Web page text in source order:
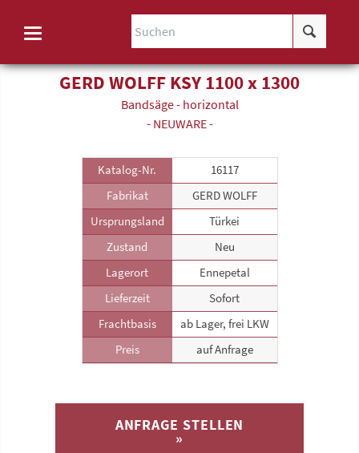
GERD WOLFF KSY 1100 x 1300
Band­säge - horizontal
- NEUWARE -
Katalog-Nr.
16117
Fabrikat
GERD WOLFF
Ursprungsland
Türkei
Zustand
Neu
Lagerort
Ennepetal
Lieferzeit
Sofort
Frachtbasis
ab Lager, frei LKW
Preis
auf Anfrage
ANFRAGE STELLEN
»